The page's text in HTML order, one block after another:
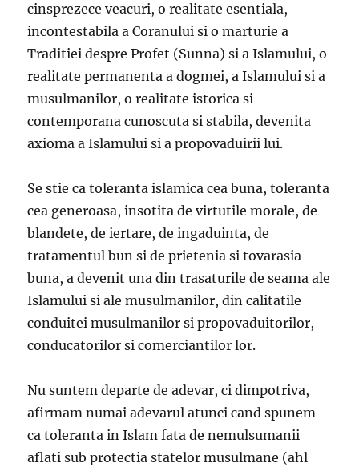
cinsprezece veacuri, o realitate esentiala,
incontestabila a Coranului si o marturie a
Traditiei despre Profet (Sunna) si a Islamului, o
realitate permanenta a dogmei, a Islamului si a
musulmanilor, o realitate istorica si
contemporana cunoscuta si stabila, devenita
axioma a Islamului si a propovaduirii lui.
Se stie ca toleranta islamica cea buna, toleranta
cea generoasa, insotita de virtutile morale, de
blandete, de iertare, de ingaduinta, de
tratamentul bun si de prietenia si tovarasia
buna, a devenit una din trasaturile de seama ale
Islamului si ale musulmanilor, din calitatile
conduitei musulmanilor si propovaduitorilor,
conducatorilor si comerciantilor lor.
Nu suntem departe de adevar, ci dimpotriva,
afirmam numai adevarul atunci cand spunem
ca toleranta in Islam fata de nemulsumanii
aflati sub protectia statelor musulmane (ahl